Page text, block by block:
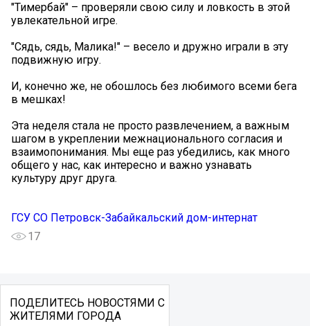
"Тимербай" – проверяли свою силу и ловкость в этой
увлекательной игре.
"Сядь, сядь, Малика!" – весело и дружно играли в эту
подвижную игру.
И, конечно же, не обошлось без любимого всеми бега
в мешках!
Эта неделя стала не просто развлечением, а важным
шагом в укреплении межнационального согласия и
взаимопонимания. Мы еще раз убедились, как много
общего у нас, как интересно и важно узнавать
культуру друг друга.
ГСУ СО Петровск-Забайкальский дом-интернат
17
ПОДЕЛИТЕСЬ НОВОСТЯМИ С
ЖИТЕЛЯМИ ГОРОДА